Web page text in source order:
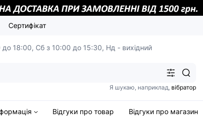
Сертифікат
18:00, Сб з 10:00 до 15:30, Нд - вихідний
Я шукаю, наприклад, вібратор
Відгуки про товар Відгуки про магазин